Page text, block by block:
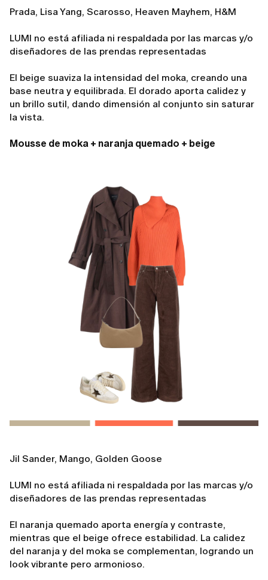
Prada, Lisa Yang, Scarosso, Heaven Mayhem, H&M
LUMI no está afiliada ni respaldada por las marcas y/o
diseñadores de las prendas representadas
El beige suaviza la intensidad del moka, creando una
base neutra y equilibrada. El dorado aporta calidez y
un brillo sutil, dando dimensión al conjunto sin saturar
la vista.
Mousse de moka + naranja quemado + beige
Jil Sander, Mango, Golden Goose
LUMI no está afiliada ni respaldada por las marcas y/o
diseñadores de las prendas representadas
El naranja quemado aporta energía y contraste,
mientras que el beige ofrece estabilidad. La calidez
del naranja y del moka se complementan, logrando un
look vibrante pero armonioso.